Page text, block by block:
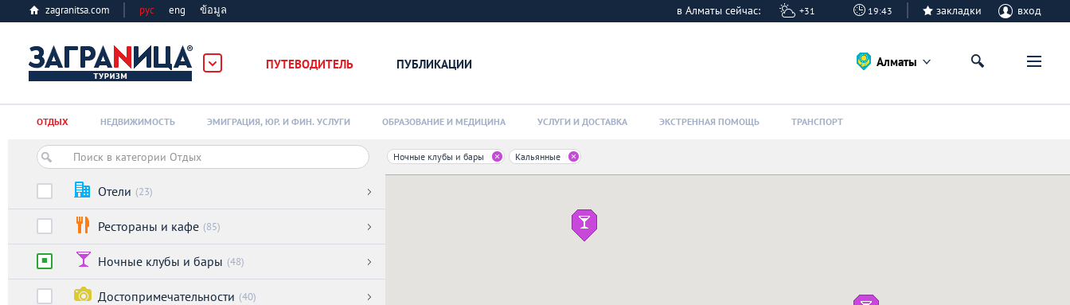
zagranitsa.com рус eng ข้อมูล в Алматы сейчас: +31 19:43 закладки вход
ПУТЕВОДИТЕЛЬ ПУБЛИКАЦИИ
Алматы
Алматы
ОТДЫХ НЕДВИЖИМОСТЬ ЭМИГРАЦИЯ, ЮР. И ФИН. УСЛУГИ ОБРАЗОВАНИЕ И МЕДИЦИНА УСЛУГИ И ДОСТАВКА ЭКСТРЕННАЯ ПОМОЩЬ ТРАНСПОРТ
Отели (23)
Рестораны и кафе (85)
Ночные клубы и бары (48)
Достопримечательности (40)
Ночные клубы и бары Кальянные